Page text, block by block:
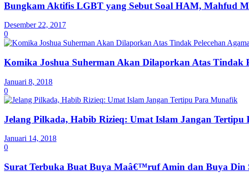
Bungkam Aktifis LGBT yang Sebut Soal HAM, Mahfud
Desember 22, 2017
0
Komika Joshua Suherman Akan Dilaporkan Atas Tindak
Januari 8, 2018
0
Jelang Pilkada, Habib Rizieq: Umat Islam Jangan Tertipu
Januari 14, 2018
0
Surat Terbuka Buat Buya Maâ€™ruf Amin dan Buya Din